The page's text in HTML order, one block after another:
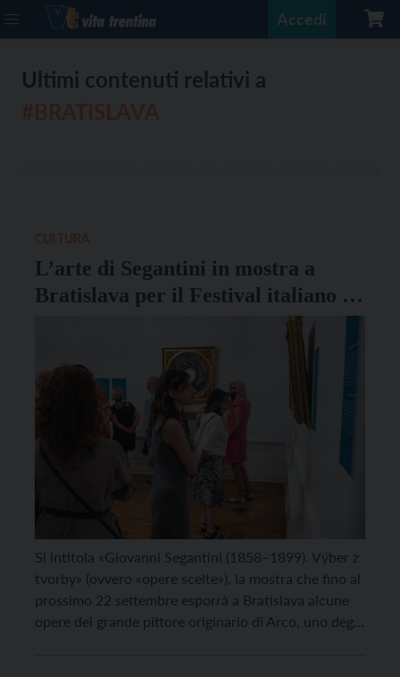
Accedi
Ultimi contenuti relativi a
L’arte di Segantini in mostra a
Bratislava per il Festival italiano in
Si intitola «Giovanni Segantini (1858–1899). Výber z
tvorby» (ovvero «opere scelte»), la mostra che fino al
prossimo 22 settembre esporrà a Bratislava alcune
opere del grande pittore originario di Arco, uno degli